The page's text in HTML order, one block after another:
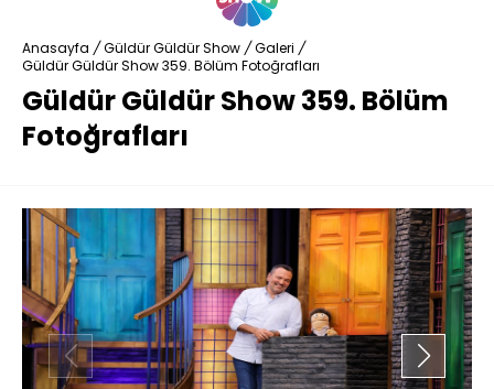
Anasayfa / Güldür Güldür Show / Galeri /
Güldür Güldür Show 359. Bölüm Fotoğrafları
Güldür Güldür Show 359. Bölüm
Fotoğrafları